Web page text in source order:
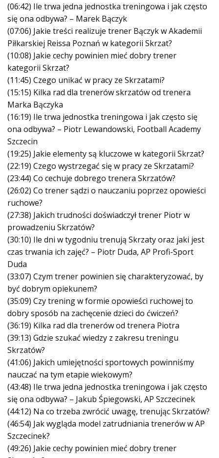
(06:42) Ile trwa jedna jednostka treningowa i jak często
się ona odbywa? – Marek Bączyk
(07:06) Jakie treści realizuje trener Bączyk w Akademii
Piłkarskiej Reissa Poznań w kategorii Skrzat?
(10:08) Jakie cechy powinien mieć dobry trener
kategorii Skrzat?
(11:45) Czego unikać w pracy ze Skrzatami?
(15:15) Kilka rad dla trenerów skrzatów od trenera
Marka Bączyka
(16:19) Ile trwa jednostka treningowa i jak często się
ona odbywa? – Piotr Lewandowski, Football Academy
Szczecin
(19:25) Jakie elementy są kluczowe w kategorii Skrzat?
(22:19) Czego wystrzegać się w pracy ze Skrzatami?
(23:44) Co cechuje dobrego trenera Skrzatów?
(26:02) Co trener sądzi o nauczaniu poprzez opowieści
ruchowe?
(27:38) Jakich trudności doświadczył trener Piotr w
prowadzeniu Skrzatów?
(30:10) Ile dni w tygodniu trenują Skrzaty oraz jaki jest
czas trwania ich zajęć? – Piotr Duda, AP Profi-Sport
Duda
(33:07) Czym trener powinien się charakteryzować, by
być dobrym opiekunem?
(35:09) Czy trening w formie opowieści ruchowej to
dobry sposób na zachęcenie dzieci do ćwiczeń?
(36:19) Kilka rad dla trenerów od trenera Piotra
(39:13) Gdzie szukać wiedzy z zakresu treningu
Skrzatów?
(41:06) Jakich umiejętności sportowych powinniśmy
nauczać na tym etapie wiekowym?
(43:48) Ile trwa jedna jednostka treningowa i jak często
się ona odbywa? – Jakub Śpiegowski, AP Szczecinek
(44:12) Na co trzeba zwrócić uwagę, trenując Skrzatów?
(46:54) Jak wygląda model zatrudniania trenerów w AP
Szczecinek?
(49:26) Jakie cechy powinien mieć dobry trener